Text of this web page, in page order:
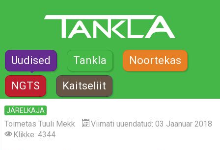
Uudised Tankla Noortekas
NGTS Kaitseliit
JÄRELKAJA
Toimetas Tuuli Mekk
Viimati uuendatud: 03 Jaanuar 2018
Klikke: 4344